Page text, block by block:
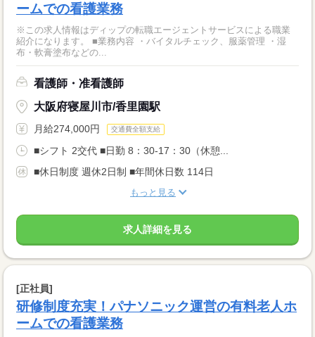
ームでの看護業務
※この求人情報はディップの転職エージェントサービスによる職業
紹介になります。 ■業務内容 ・バイタルチェック、服薬管理 ・湿
布・軟膏塗布などの...
看護師・准看護師
大阪府寝屋川市/香里園駅
月給274,000円 交通費全額支給
■シフト 2交代 ■日勤 8：30-17：30（休憩...
■休日制度 週休2日制 ■年間休日数 114日
もっと見る
求人詳細を見る
[正社員]
研修制度充実！パナソニック運営の有料老人ホ
ームでの看護業務